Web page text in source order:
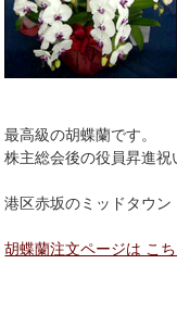
最高級の胡蝶蘭です。
株主総会後の役員昇進祝
港区赤坂のミッドタウン
胡蝶蘭注文ページは こ